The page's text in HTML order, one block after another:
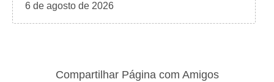
6 de agosto de 2026
Compartilhar Página com Amigos